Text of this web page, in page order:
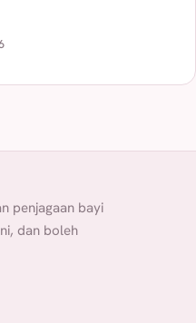
penjagaan bayi
dan boleh